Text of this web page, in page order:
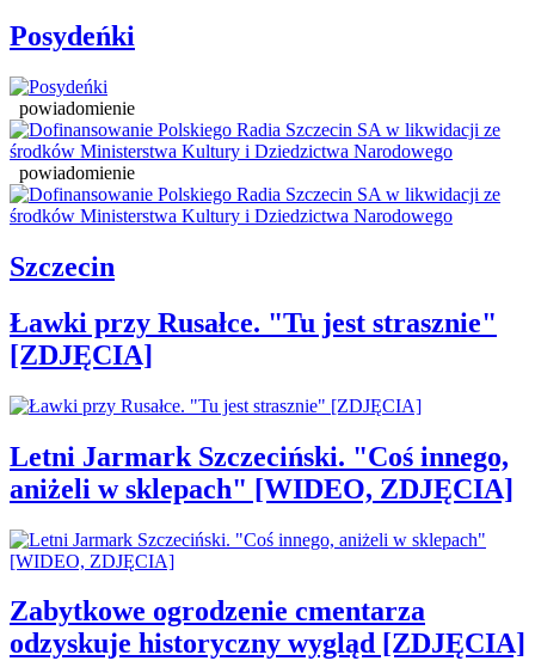
Posydeńki
powiadomienie
powiadomienie
Szczecin
Ławki przy Rusałce. "Tu jest strasznie"
[ZDJĘCIA]
Letni Jarmark Szczeciński. "Coś innego,
aniżeli w sklepach" [WIDEO, ZDJĘCIA]
Zabytkowe ogrodzenie cmentarza
odzyskuje historyczny wygląd [ZDJĘCIA]